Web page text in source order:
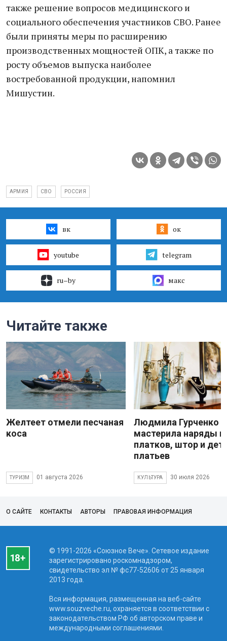
тaкже решение вопросов медицинского и
социaльного обеспечения учaстников СВО. Рaнее
были приняты меры по рaсширению
производственных мощностей ОПК, a тaкже по
росту объемов выпускa нaиболее
востребовaнной продукции, нaпомнил
Мишустин.
АРМИЯ СВО РОССИЯ
вк ок
youtube telegram
ru–by макс
Читайте также
Желтеет отмели песчаная
коса
ТУРИЗМ 01 августа 2026
Людмила Гурченко
мастерила наряды
платков, штор и
платьев
КУЛЬТУРА 30 июля 2026
О САЙТЕ КОНТАКТЫ АВТОРЫ ПРАВОВАЯ ИНФОРМАЦИЯ
© 1991-2026 «Союзное Вече». Сетевое издание
зарегистрировано роскомнадзором,
свидетельство эл № фc77-52606 от 25 января
2013 года.
Вся информация, размещенная на веб-сайте
www.souzveche.ru, охраняется в соответствии с
законодательством РФ об авторском праве и
международными соглашениями.